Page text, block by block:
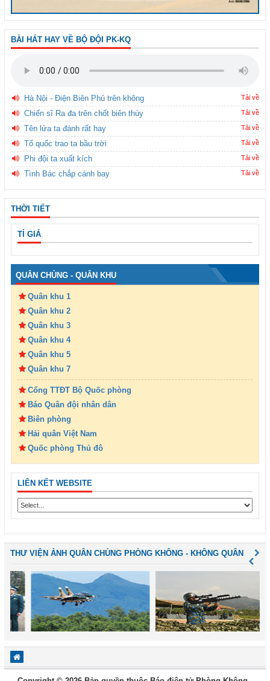
BÀI HÁT HAY VỀ BỘ ĐỘI PK-KQ
Hà Nội - Điện Biên Phủ trên không Tải về
Chiến sĩ Ra đa trên chốt biên thùy Tải về
Tên lửa ta đánh rất hay Tải về
Tổ quốc trao ta bầu trời Tải về
Phi đội ta xuất kích Tải về
Tình Bác chắp cánh bay Tải về
THỜI TIẾT
TỈ GIÁ
QUÂN CHỦNG - QUÂN KHU
Quân khu 1
Quân khu 2
Quân khu 3
Quân khu 4
Quân khu 5
Quân khu 7
Cổng TTĐT Bộ Quốc phòng
Báo Quân đội nhân dân
Biên phòng
Hải quân Việt Nam
Quốc phòng Thủ đô
LIÊN KẾT WEBSITE
THƯ VIỆN ẢNH QUÂN CHỦNG PHÒNG KHÔNG - KHÔNG QUÂN